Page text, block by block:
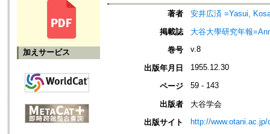
加えサービス
著者
安井広済 =Yasui,
掲載誌
大谷大學研究年報
巻号
v.8
出版年月日 1955.12.30
ページ 59 - 143
出版者
大谷学会
出版サイト
http://